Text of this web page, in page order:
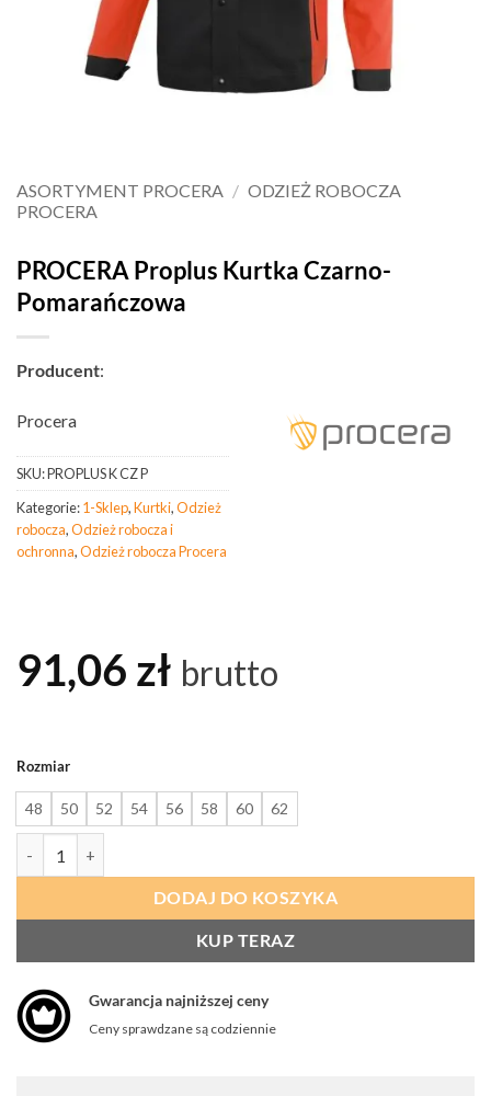
ASORTYMENT PROCERA / ODZIEŻ ROBOCZA
PROCERA
PROCERA Proplus Kurtka Czarno-
Pomarańczowa
Producent:
Procera
SKU:PROPLUS K CZ P
Kategorie:1-Sklep,Kurtki,Odzież
robocza,Odzież robocza i
ochronna,Odzież robocza Procera
91,06 zł brutto
Rozmiar
48 50 52 54 56 58 60
62
DODAJ DO KOSZYKA
KUP TERAZ
Gwarancja najniższej ceny
Ceny sprawdzane są codziennie